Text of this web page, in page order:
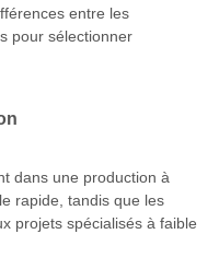
entre les
pour sélectionner
dans une production à
rapide, tandis que les
projets spécialisés à faible